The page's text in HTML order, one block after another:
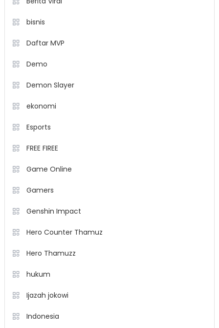
bisnis
Daftar MVP
Demo
Demon Slayer
ekonomi
Esports
FREE FIREE
Game Online
Gamers
Genshin Impact
Hero Counter Thamuz
Hero Thamuzz
hukum
Ijazah jokowi
Indonesia